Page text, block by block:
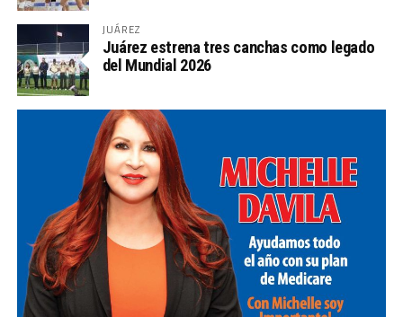
JUÁREZ
Juárez estrena tres canchas como legado
del Mundial 2026